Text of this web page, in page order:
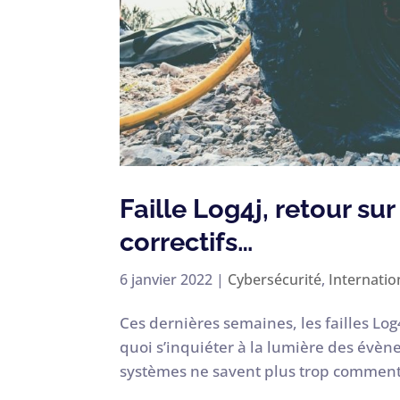
Faille Log4j, retour
correctifs…
6 janvier 2022 | Cybersécurité,
Ces dernières semaines, les failles
quoi s’inquiéter à la lumière des
systèmes ne savent plus trop